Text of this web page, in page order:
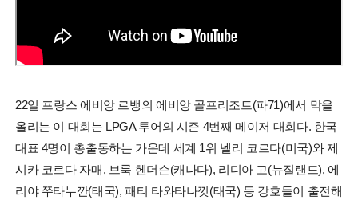
22일 프랑스 에비앙 르뱅의 에비앙 골프리조트(파71)에서 막을
올리는 이 대회는 LPGA 투어의 시즌 4번째 메이저 대회다. 한국
대표 4명이 총출동하는 가운데 세계 1위 넬리 코르다(미국)와 제
시카 코르다 자매, 브룩 헨더슨(캐나다), 리디아 고(뉴질랜드), 에
리야 쭈타누깐(태국), 패티 타와타나낏(태국) 등 강호들이 출전해